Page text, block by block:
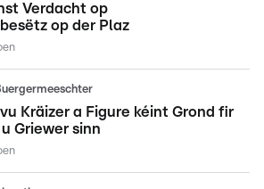
Verdacht op
op der Plaz
Kräizer a Figure kéint Grond fir
Griewer sinn